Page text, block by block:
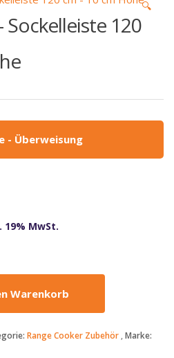
🔍
Sockelleiste 120
- Überweisung
19% MwSt.
Warenkorb
Range Cooker Zubehör Marke: